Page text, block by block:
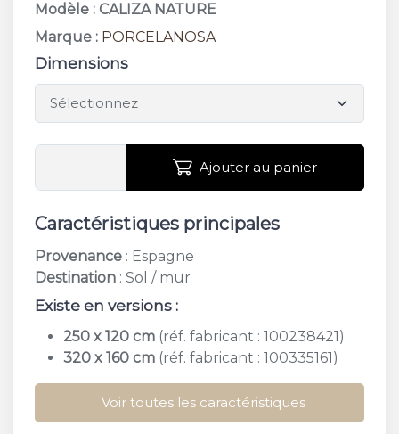
Modèle : CALIZA NATURE
Marque : PORCELANOSA
Dimensions
Ajouter au panier
Caractéristiques principales
Provenance : Espagne
Destination : Sol / mur
Existe en versions :
250 x 120 cm (réf. fabricant : 100238421)
320 x 160 cm (réf. fabricant : 100335161)
Voir toutes les caractéristiques